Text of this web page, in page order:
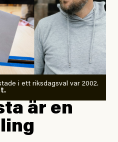
porträtterade personen
inom alla politiska
infiltratörer:
de är infiltratörer, och då
det bara går för att skydda
bevis, bara misstankar,
just för att inte skapa
i ett riksdagsval var 2002.
är en